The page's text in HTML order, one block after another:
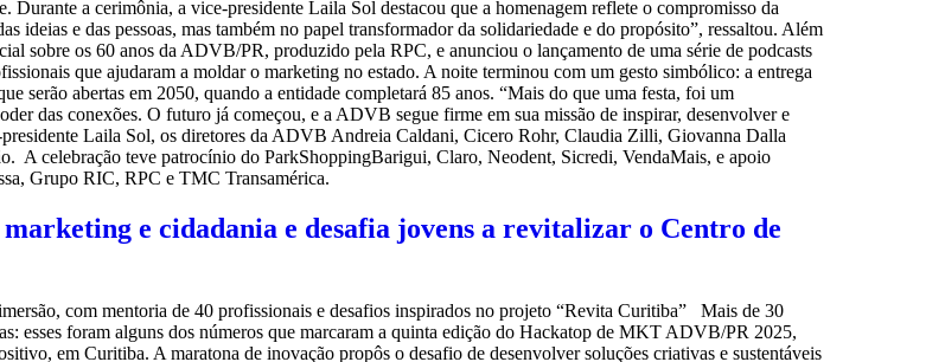
a cerimônia, a vice-presidente Laila Sol destacou que a homenagem reflete o compromisso da
e das pessoas, mas também no papel transformador da solidariedade e do propósito”, ressaltou. Além
sobre os 60 anos da ADVB/PR, produzido pela RPC, e anunciou o lançamento de uma série de podcasts
que ajudaram a moldar o marketing no estado. A noite terminou com um gesto simbólico: a entrega
serão abertas em 2050, quando a entidade completará 85 anos. “Mais do que uma festa, foi um
das conexões. O futuro já começou, e a ADVB segue firme em sua missão de inspirar, desenvolver e
Laila Sol, os diretores da ADVB Andreia Caldani, Cicero Rohr, Claudia Zilli, Giovanna Dalla
A celebração teve patrocínio do ParkShoppingBarigui, Claro, Neodent, Sicredi, VendaMais, e apoio
Grupo RIC, RPC e TMC Transamérica.
e cidadania e desafia jovens a revitalizar o Centro de
com mentoria de 40 profissionais e desafios inspirados no projeto “Revita Curitiba” Mais de 30
esses foram alguns dos números que marcaram a quinta edição do Hackatop de MKT ADVB/PR 2025,
em Curitiba. A maratona de inovação propôs o desafio de desenvolver soluções criativas e sustentáveis